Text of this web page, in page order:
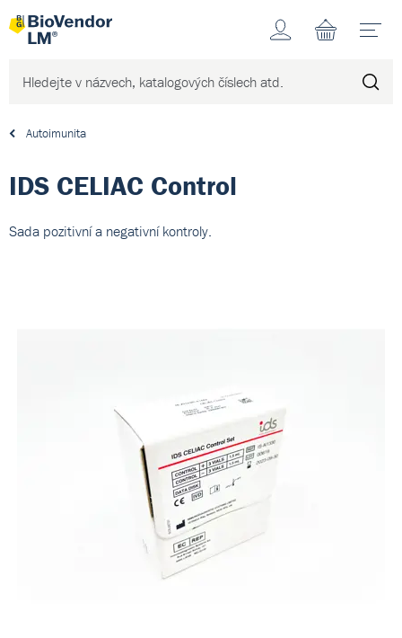
Účet
Autoimunita
IDS CELIAC Control
Sada pozitivní a negativní kontroly.